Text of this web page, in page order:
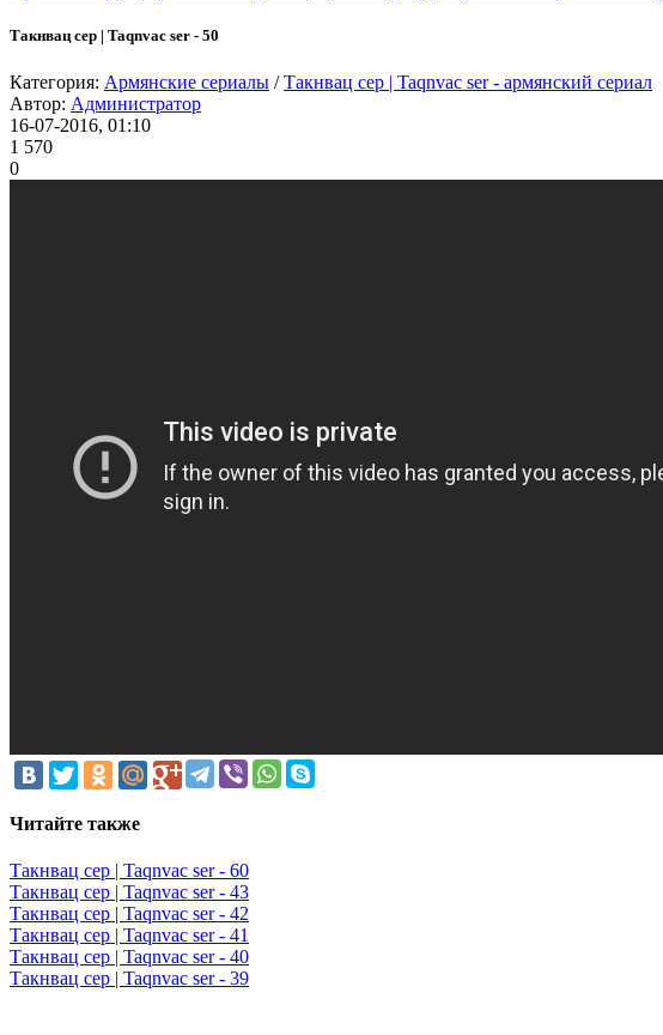
Такнвац сер | Taqnvac ser - 50
Категория: Армянские сериалы /Такнвац сер | Taqnvac ser - армянский сериал
Автор: Администратор
16-07-2016, 01:10
1 570
0
Читайте также
Такнвац сер | Taqnvac ser - 60
Такнвац сер | Taqnvac ser - 43
Такнвац сер | Taqnvac ser - 42
Такнвац сер | Taqnvac ser - 41
Такнвац сер | Taqnvac ser - 40
Такнвац сер | Taqnvac ser - 39